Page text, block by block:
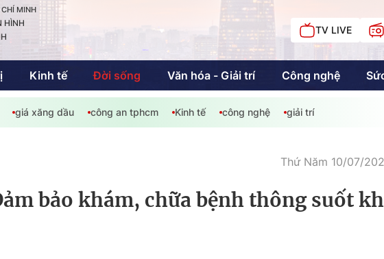
MINH
HÌNH
TV LIVE
Kinh tế Đời sống Văn hóa - Giải trí Công nghệ
Văn hóa - Giải trí
Giáo dục Kinh tế
giá xăng dầu công an tphcm Kinh tế công nghệ giải trí
Thứ Năm 10/07/
bảo khám, chữa bệnh thông suốt